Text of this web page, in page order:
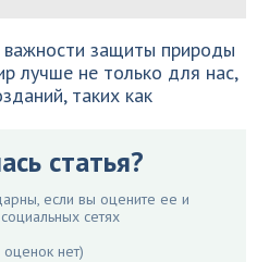
защиты природы
лучше не только для нас,
таких как
статья?
если вы оцените ее и
сетях
оценок нет)